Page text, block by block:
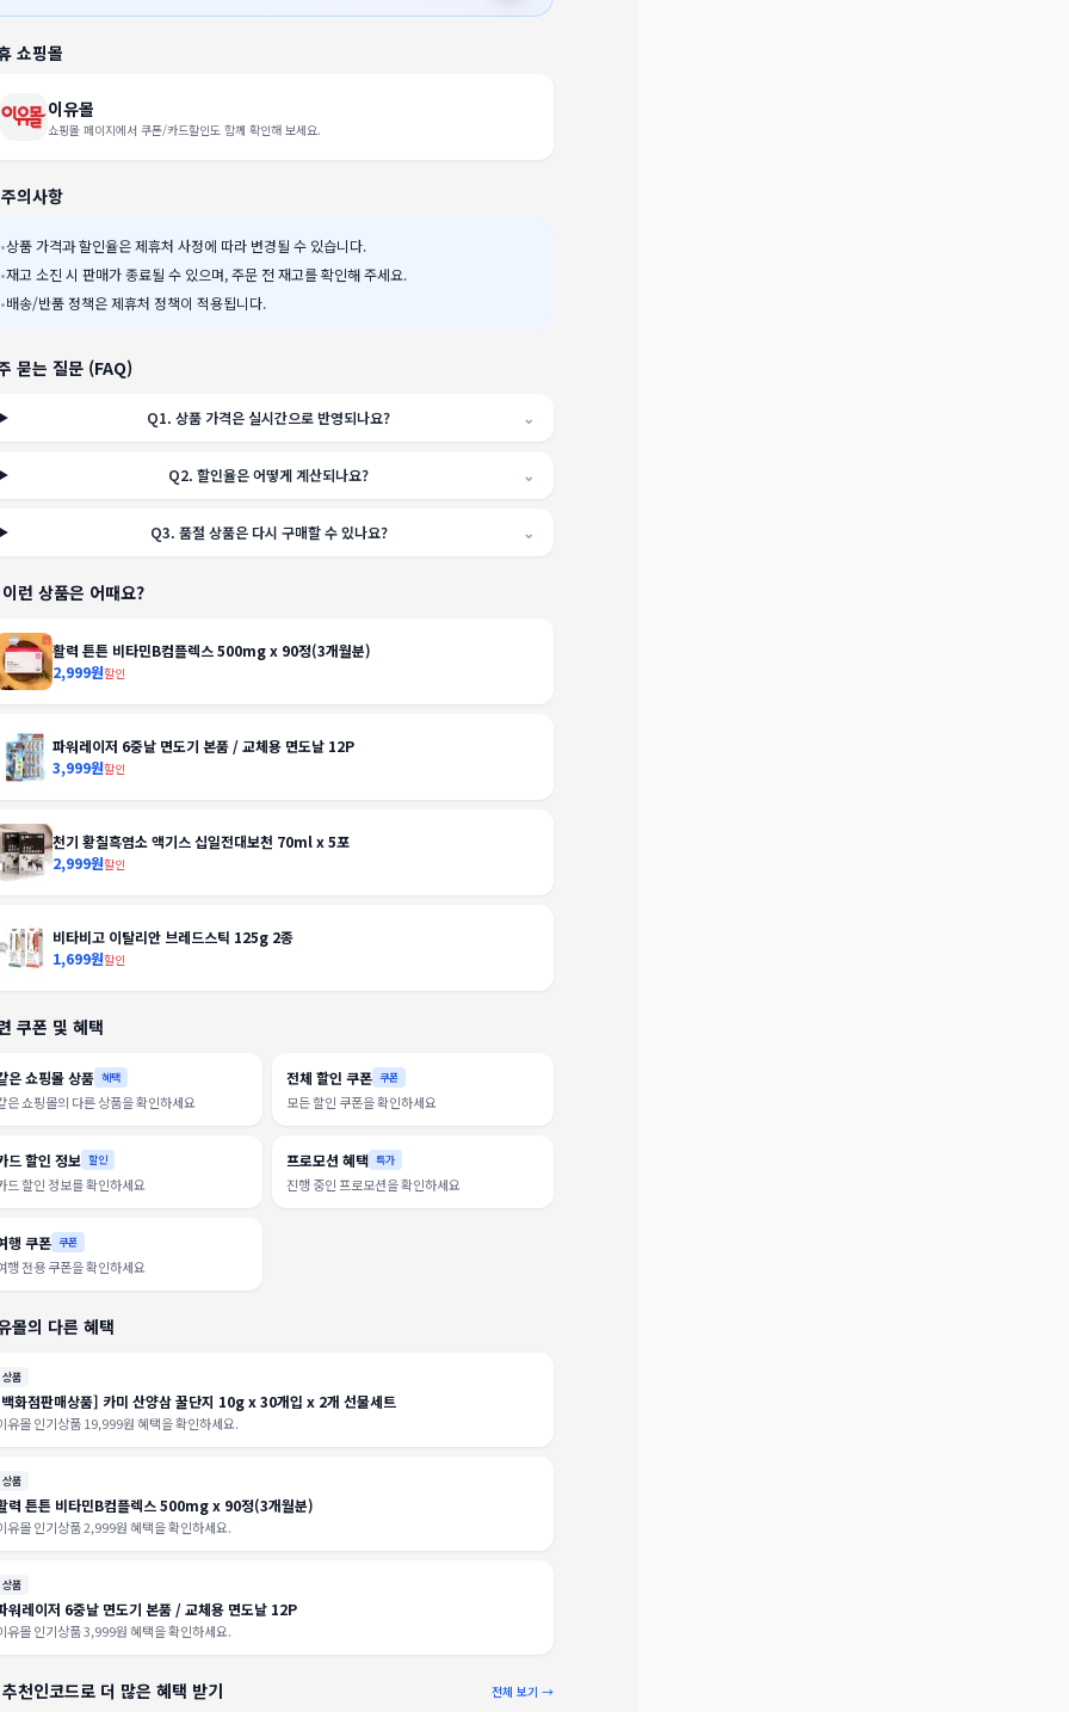
쇼핑몰
이유몰
쇼핑몰 페이지에서 쿠폰/카드할인도 함께 확인해 보세요.
의사항
•상품 가격과 할인율은 제휴처 사정에 따라 변경될 수 있습니다.
•재고 소진 시 판매가 종료될 수 있으며, 주문 전 재고를 확인해 주세요.
•배송/반품 정책은 제휴처 정책이 적용됩니다.
묻는 질문 (FAQ)
Q1.상품 가격은 실시간으로 반영되나요? ⌄
Q2.할인율은 어떻게 계산되나요? ⌄
Q3. 품절 상품은 다시 구매할 수 있나요? ⌄
런 상품은 어때요?
활력 튼튼 비타민B컴플렉스 500mg x 90정(3개월분)
2,999원할인
파워레이저 6중날 면도기 본품 / 교체용 면도날 12P
3,999원할인
천기 황칠흑염소 액기스 십일전대보천 70ml x 5포
2,999원할인
비타비고 이탈리안 브레드스틱 125g 2종
1,699원할인
쿠폰 및 혜택
은 쇼핑몰 상품 혜택
은 쇼핑몰의 다른 상품을 확인하세요
전체 할인 쿠폰 쿠폰
모든 할인 쿠폰을 확인하세요
드 할인 정보 할인
드 할인 정보를 확인하세요
프로모션 혜택 특가
진행 중인 프로모션을 확인하세요
행 쿠폰 쿠폰
행 전용 쿠폰을 확인하세요
몰의 다른 혜택
상품
화점판매상품] 카미 산양삼 꿀단지 10g x 30개입 x 2개 선물세트
유몰 인기상품 19,999원 혜택을 확인하세요.
상품
력 튼튼 비타민B컴플렉스 500mg x 90정(3개월분)
유몰 인기상품 2,999원 혜택을 확인하세요.
상품
워레이저 6중날 면도기 본품 / 교체용 면도날 12P
유몰 인기상품 3,999원 혜택을 확인하세요.
천인코드로 더 많은 혜택 받기 전체 보기 →